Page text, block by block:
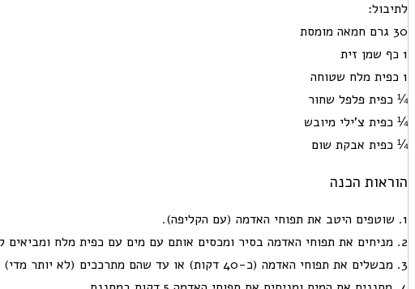
לתיבול:
30 גרם חמאה מומסת
1 כף שמן זית
1 כפית מלח שטוחה
¼ כפית פלפל שחור
¼ כפית צ'ילי מיובש
¼ כפית אבקת שום
הוראות הכנה
1. שוטפים היטב את תפוחי האדמה (עם הקליפה).
2. מניחים את תפוחי האדמה בסיר ומכסים אותם עם מים עם כפית מלח ומביאים לרתיחה.
3. מבשלים את תפוחי האדמה (כ-40 דקות) או עד שהם מתרככים (לא יותר מדי) וסכין ננעצת בהם בקלות.